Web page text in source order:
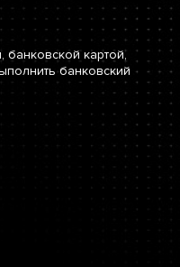
банковской картой,
банковский